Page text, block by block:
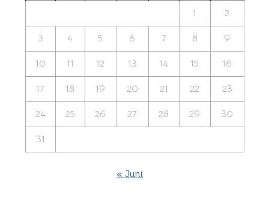
1 2
3 4 5 6 7 8 9
10 11 12 13 14 15 16
17 18 19 20 21 22 23
24 25 26 27 28 29 30
31
« Juni